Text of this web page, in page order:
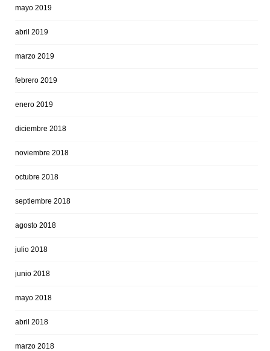
mayo 2019
abril 2019
marzo 2019
febrero 2019
enero 2019
diciembre 2018
noviembre 2018
octubre 2018
septiembre 2018
agosto 2018
julio 2018
junio 2018
mayo 2018
abril 2018
marzo 2018